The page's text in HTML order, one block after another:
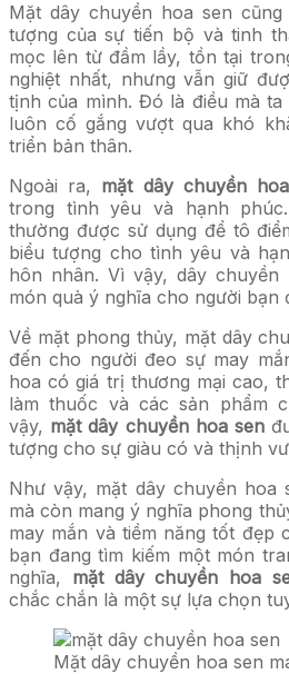
Mặt dây chuyền hoa sen
tượng của sự tiến bộ và tinh
mọc lên từ đầm lầy, tồn tại
nghiệt nhất, nhưng vẫn giữ
tịnh của mình. Đó là điều mà
luôn cố gắng vượt qua khó
triển bản thân.
Ngoài ra, mặt dây chuyền
trong tình yêu và hạnh
thường được sử dụng để tô
biểu tượng cho tình yêu và
hôn nhân. Vì vậy, dây
món quà ý nghĩa cho người bạn
Về mặt phong thủy, mặt dây
đến cho người đeo sự may
hoa có giá trị thương mại cao,
làm thuốc và các sản phẩm
vậy, mặt dây chuyền hoa sen
tượng cho sự giàu có và thịnh
Như vậy, mặt dây chuyền hoa
mà còn mang ý nghĩa phong
may mắn và tiềm năng tốt đẹp
bạn đang tìm kiếm một món
nghĩa, mặt dây chuyền hoa
chắc chắn là một sự lựa chọn
Mặt dây chuyền hoa sen